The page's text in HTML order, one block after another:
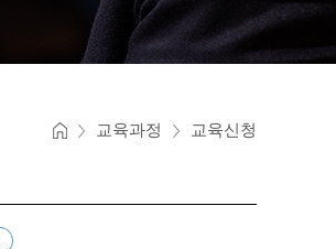
교육과정 교육신청